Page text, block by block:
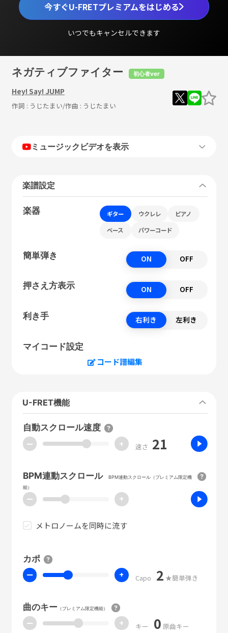
今すぐU-FRETプレミアムをはじめる
いつでもキャンセルできます
ネガティブファイター 初心者ver
Hey! Say! JUMP
作詞 : うじたまい/作曲 : うじたまい
ミュージックビデオを表示
楽譜設定
楽器 ギター ウクレレ ピアノ
ベース パワーコード
簡単弾き ON OFF
押さえ方表示 ON OFF
利き手 右利き 左利き
マイコード設定
コード譜編集
U-FRET機能
自動スクロール速度
ー + 速さ 21
BPM連動スクロール
BPM連動スクロール（プレミアム限定機
能）
ー +
メトロノームを同時に流す
カポ
ー + Capo 2 ★簡単弾き
曲のキー（プレミアム限定機能）
ー + キー 0 原曲キー